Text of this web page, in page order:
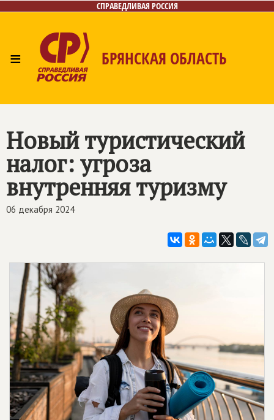
СПРАВЕДЛИВАЯ РОССИЯ
≡ БРЯНСКАЯ ОБЛАСТЬ
Новый туристический
налог: угроза
внутренняя туризму
06 декабря 2024